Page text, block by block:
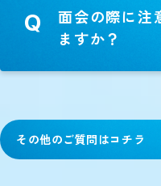
Q
面会の際に注
ますか？
その他のご質問はコチラ